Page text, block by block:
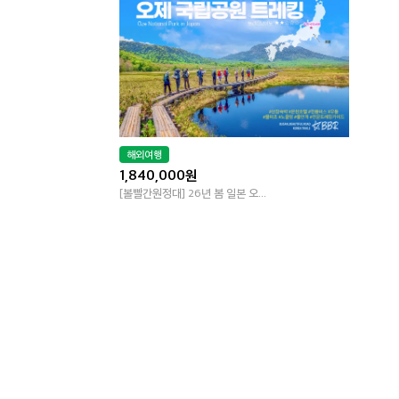
해외여행
1,840,000원
[볼빨간원정대] 26년 봄 일본 오...